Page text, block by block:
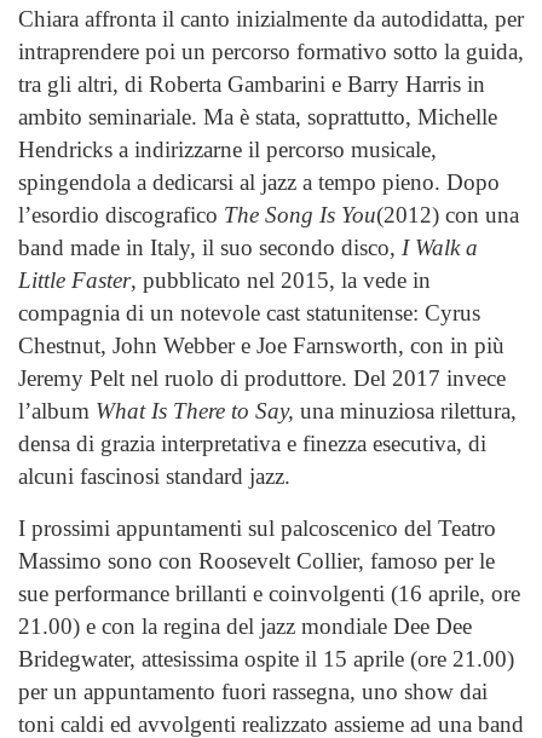
Chiara affronta il canto inizialmente da autodidatta, per
intraprendere poi un percorso formativo sotto la guida,
tra gli altri, di Roberta Gambarini e Barry Harris in
ambito seminariale. Ma è stata, soprattutto, Michelle
Hendricks a indirizzarne il percorso musicale,
spingendola a dedicarsi al jazz a tempo pieno. Dopo
l’esordio discografico The Song Is You(2012) con una
band made in Italy, il suo secondo disco, I Walk a
Little Faster, pubblicato nel 2015, la vede in
compagnia di un notevole cast statunitense: Cyrus
Chestnut, John Webber e Joe Farnsworth, con in più
Jeremy Pelt nel ruolo di produttore. Del 2017 invece
l’album What Is There to Say, una minuziosa rilettura,
densa di grazia interpretativa e finezza esecutiva, di
alcuni fascinosi standard jazz.
I prossimi appuntamenti sul palcoscenico del Teatro
Massimo sono con Roosevelt Collier, famoso per le
sue performance brillanti e coinvolgenti (16 aprile, ore
21.00) e con la regina del jazz mondiale Dee Dee
Bridegwater, attesissima ospite il 15 aprile (ore 21.00)
per un appuntamento fuori rassegna, uno show dai
toni caldi ed avvolgenti realizzato assieme ad una band